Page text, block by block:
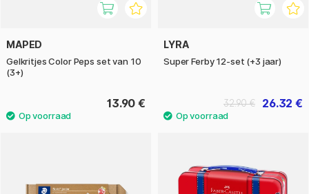
MAPED
Gelkritjes Color Peps set van 10
(3+)
13.90 €
LYRA
Super Ferby 12-set (+3 jaar)
26.32 €
32.90 €